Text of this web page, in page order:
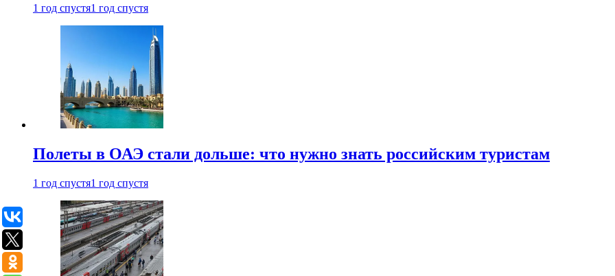
1 год спустя1 год спустя
Полеты в ОАЭ стали дольше: что нужно знать российским туристам
1 год спустя1 год спустя